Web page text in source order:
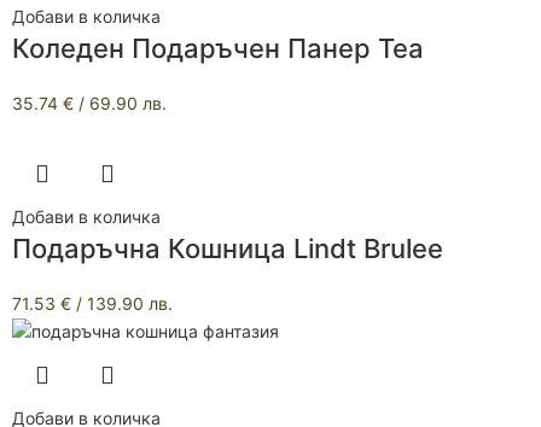
Добави в количка
Коледен Подаръчен Панер Tea
35.74 € / 69.90 лв.
Добави в количка
Подаръчна Кошница Lindt Brulee
71.53 € / 139.90 лв.
Добави в количка